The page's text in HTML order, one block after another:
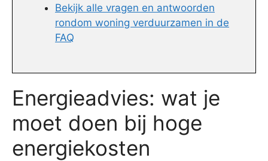
Bekijk alle vragen en antwoorden
rondom woning verduurzamen in de
FAQ
Energieadvies: wat je
moet doen bij hoge
energiekosten